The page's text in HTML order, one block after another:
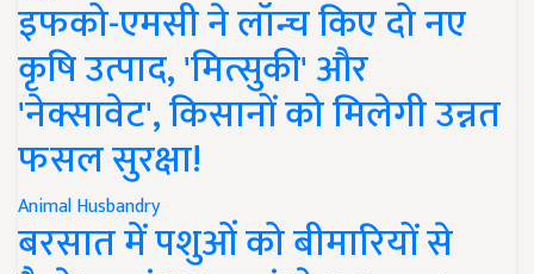
इफको-एमसी ने लॉन्च किए दो नए
कृषि उत्पाद, 'मित्सुकी' और
'नेक्सावेट', किसानों को मिलेगी उन्नत
फसल सुरक्षा!
Animal Husbandry
बरसात में पशुओं को बीमारियों से